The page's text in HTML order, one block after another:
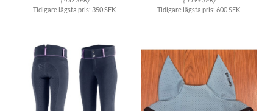
Tidigare lägsta pris: 350 SEK
Tidigare lägsta pris: 600 SEK